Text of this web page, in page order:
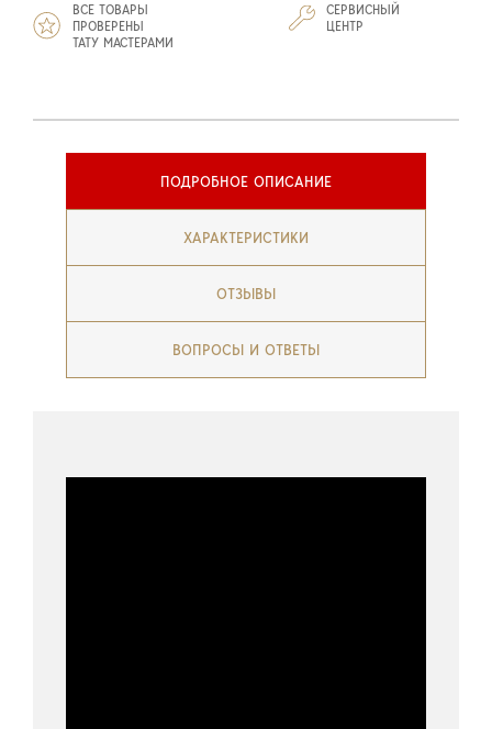
ВСЕ ТОВАРЫ
ПРОВЕРЕНЫ
ТАТУ МАСТЕРАМИ
СЕРВИСНЫЙ
ЦЕНТР
ПОДРОБНОЕ ОПИСАНИЕ
ХАРАКТЕРИСТИКИ
ОТЗЫВЫ
ВОПРОСЫ И ОТВЕТЫ